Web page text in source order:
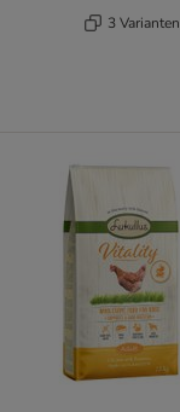
3 Varianten